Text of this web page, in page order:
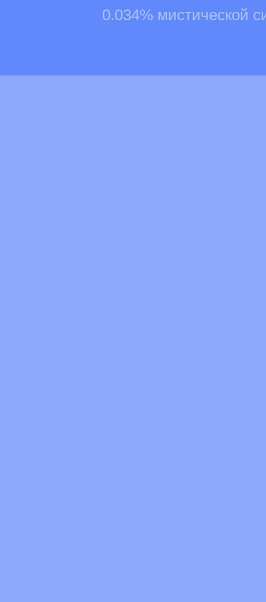
0.034% мистической